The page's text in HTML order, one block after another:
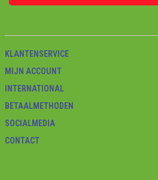
KLANTENSERVICE
MIJN ACCOUNT
INTERNATIONAL
BETAALMETHODEN
SOCIALMEDIA
CONTACT